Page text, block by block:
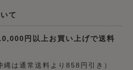
て
円以上お買い上げで送料
縄は通常送料より858円引き）